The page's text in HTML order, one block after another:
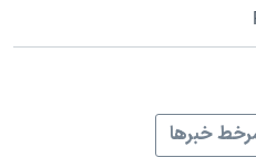
خبرها